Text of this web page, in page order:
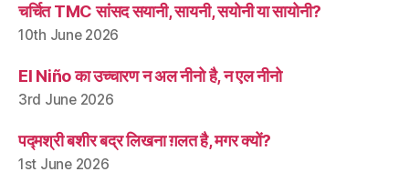
चर्चित TMC सांसद सयानी, सायनी, सयोनी या सायोनी?
10th June 2026
El Niño का उच्चारण न अल नीनो है, न एल नीनो
3rd June 2026
पद्मश्री बशीर बद्र लिखना ग़लत है, मगर क्यों?
1st June 2026